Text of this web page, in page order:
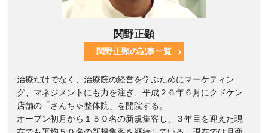
関野正顕
関野正顕の記事一覧
治療だけでなく、治療院の経営を学ぶためにマーケティン
グ、マネジメントにも力を注ぎ、平成２６年６月にクドケン
店舗の「さんちゃ整体院」を開院する。
オープン初月から１５０名の新規集客し、３年目を迎えた現